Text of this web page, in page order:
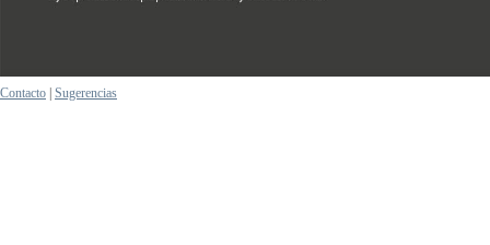
Contacto Sugerencias